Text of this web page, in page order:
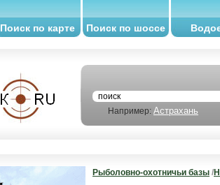
Поиск по карте Поиск по шоссе
Например: Астрахань
Рыболовно-охотничьи базы /